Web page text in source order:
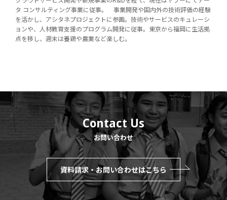
タ コンサルティング事業に従事。 事業開発や国内外の技術評価の経験
を活かし、アシタネプロジェクトに参画。技術やサービスのキュレーシ
ョンや、人材教育支援のプログラム開発に従事。東京から福岡に生活拠
点を移し、週末は養鶏や農業など楽しむ。
Contact Us
お問い合わせ
資料請求・お問い合わせはこちら